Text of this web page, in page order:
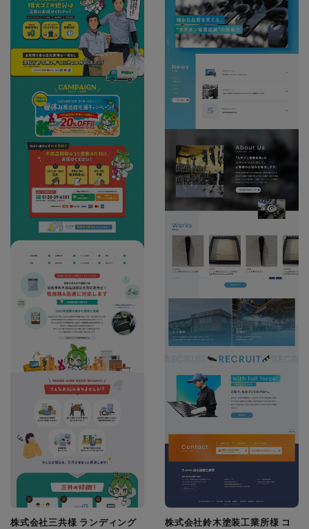
株式会社三共様 ランディング
株式会社鈴木塗装工業所様 コ